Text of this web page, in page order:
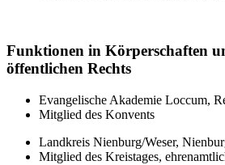
Funktionen in Körperschaften
öffentlichen Rechts
Evangelische Akademie Loccum,
Mitglied des Konvents
Landkreis Nienburg/Weser,
Mitglied des Kreistages,